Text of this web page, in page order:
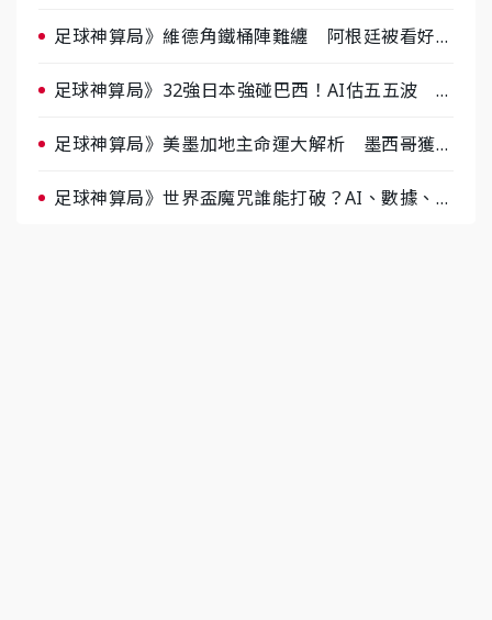
足球神算局》維德角鐵桶陣難纏 阿根廷被看好下
足球神算局》32強日本強碰巴西！AI估五五波 牛
足球神算局》美墨加地主命運大解析 墨西哥獲數
足球神算局》世界盃魔咒誰能打破？AI、數據、塔